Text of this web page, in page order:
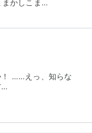
まかしこま…
！ ……えっ、知らな
…